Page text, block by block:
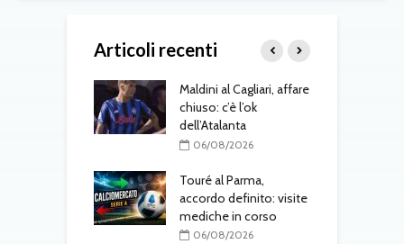
Articoli recenti
Maldini al Cagliari, affare
chiuso: c’è l’ok
dell’Atalanta
06/08/2026
Touré al Parma,
accordo definito: visite
mediche in corso
06/08/2026